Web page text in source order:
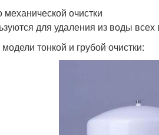
механической очистки
для удаления из воды
тонкой и грубой очистки: